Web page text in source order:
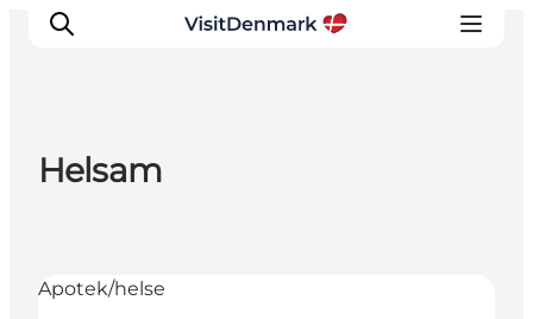
Overnatning
Helsam
Apotek/helse